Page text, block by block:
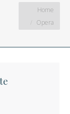
You are here:
Home
Opera